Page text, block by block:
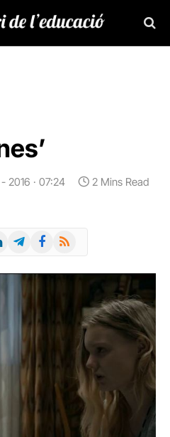
2016 · 07:24 2 Mins Read
TelegramFacebook
RSS